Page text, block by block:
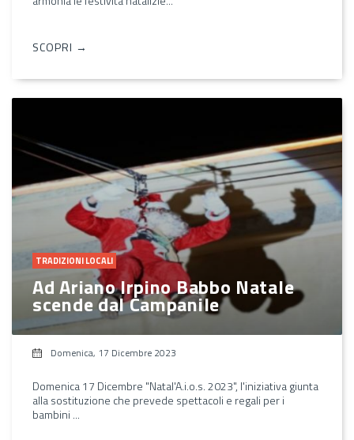
SCOPRI →
TRADIZIONI LOCALI
Ad Ariano Irpino Babbo Natale
scende dal Campanile
Domenica, 17 Dicembre 2023
Domenica 17 Dicembre "Natal'A.i.o.s. 2023", l'iniziativa giunta
alla sostituzione che prevede spettacoli e regali per i
bambini ...